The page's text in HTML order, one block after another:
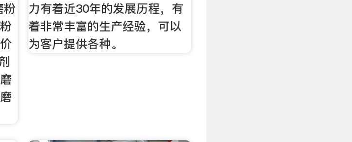
粉
力有着近30年的发展历程，有
着非常丰富的生产经验，可以
为客户提供各种。